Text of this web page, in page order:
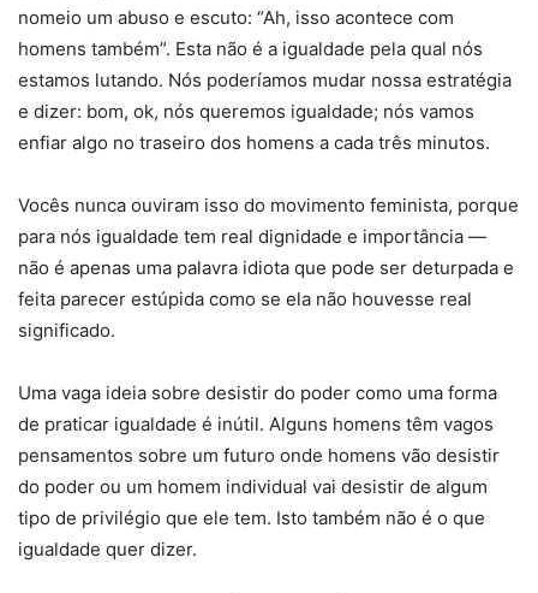
nomeio um abuso e escuto: “Ah, isso acontece com
homens também”. Esta não é a igualdade pela qual nós
estamos lutando. Nós poderíamos mudar nossa estratégia
e dizer: bom, ok, nós queremos igualdade; nós vamos
enfiar algo no traseiro dos homens a cada três minutos.
Vocês nunca ouviram isso do movimento feminista, porque
para nós igualdade tem real dignidade e importância —
não é apenas uma palavra idiota que pode ser deturpada e
feita parecer estúpida como se ela não houvesse real
significado.
Uma vaga ideia sobre desistir do poder como uma forma
de praticar igualdade é inútil. Alguns homens têm vagos
pensamentos sobre um futuro onde homens vão desistir
do poder ou um homem individual vai desistir de algum
tipo de privilégio que ele tem. Isto também não é o que
igualdade quer dizer.